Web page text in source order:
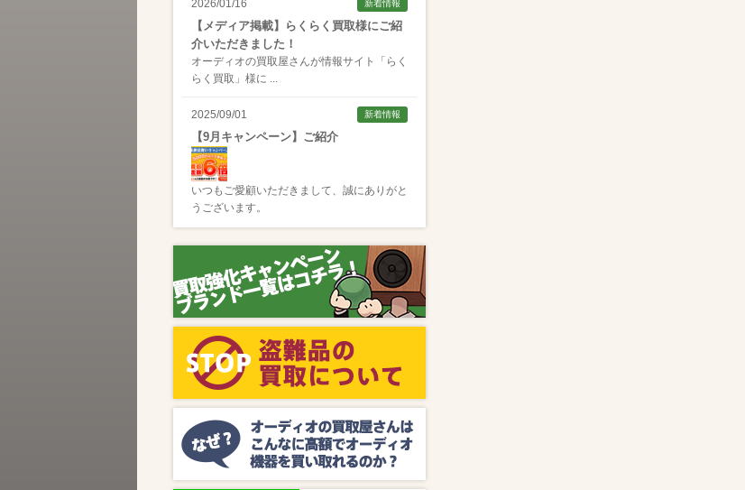
2026/01/16 新着情報
【メディア掲載】らくらく買取様にご紹
介いただきました！
オーディオの買取屋さんが情報サイト「 らく
らく買取 」様に ...
2025/09/01 新着情報
【9月キャンペーン】ご紹介
いつもご愛顧いただきまして、誠にありがと
うございます。
2025/08/01新着情報
【8月キャンペーン】ご紹介
いつもご愛顧いただきまして、誠にありがと
うございます。
2024/10/04新着情報
【ラジオ番組放送のお知らせ】
この度、全国コミュニティFM番組配信サー
ビス『MUSIC BIRD』様より、ラジオ番組
『オーディオの買取屋さん presents ジャズ
SPタイム』が放送されます。 かつての人気
番組が ...